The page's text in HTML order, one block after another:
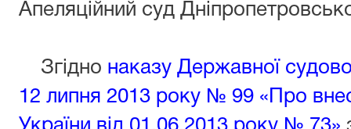
Апеляційний суд
Згідно наказу Державної
12 липня 2013 року № 99 «Про